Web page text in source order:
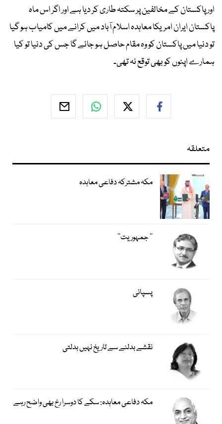
اور پاکستان کے مخالفین پر سکتہ طاری کر دیا ہے اور اگر اس ماہ
پاکستان ایران امریکا معاہدہ اسلام آباد میں کرانے میں کامیاب ہو گیا
تو دنیا میں پاکستان کو وہ مقام حاصل ہو جائے گا جس کی دنیا تو کیا
ہمارے اپنوں کو بھی توقع نہ تھی۔
متعلقہ
مکہ مشترکہ دفاعی معاہدہ
’’ جمہوریت‘‘
پسپائی
نقشے بدلنے سے تاریخ نہیں بدلتی
مکہ دفاعی معاہدہ: سکے کا دوسرا رخ بھی واضح رہے